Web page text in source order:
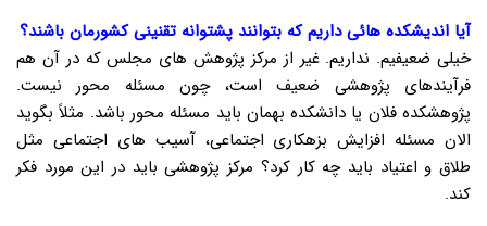
آیا اندیشکده هائی داریم که بتوانند پشتوانه تقنینی کشورمان باشند؟
خیلی ضعیفیم. نداریم. غیر از مرکز پژوهش های مجلس که در آن هم
فرآیندهای پژوهشی ضعیف است، چون مسئله محور نیست.
پژوهشکده فلان یا دانشکده بهمان باید مسئله محور باشد. مثلاً بگوید
الان مسئله افزایش بزهکاری اجتماعی، آسیب های اجتماعی مثل
طلاق و اعتیاد باید چه کار کرد؟ مرکز پژوهشی باید در این مورد فکر
کند.